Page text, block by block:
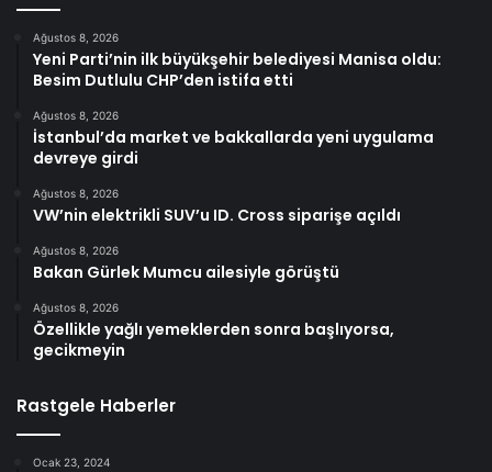
Ağustos 8, 2026
Yeni Parti’nin ilk büyükşehir belediyesi Manisa oldu:
Besim Dutlulu CHP’den istifa etti
Ağustos 8, 2026
İstanbul’da market ve bakkallarda yeni uygulama
devreye girdi
Ağustos 8, 2026
VW’nin elektrikli SUV’u ID. Cross siparişe açıldı
Ağustos 8, 2026
Bakan Gürlek Mumcu ailesiyle görüştü
Ağustos 8, 2026
Özellikle yağlı yemeklerden sonra başlıyorsa,
gecikmeyin
Rastgele Haberler
Ocak 23, 2024